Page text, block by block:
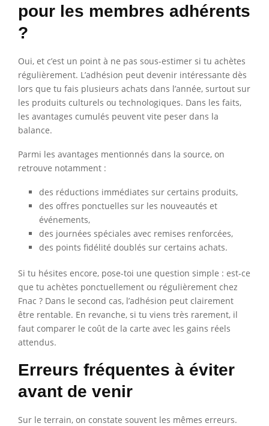
pour les membres adhérents
?
Oui, et c’est un point à ne pas sous-estimer si tu achètes
régulièrement. L’adhésion peut devenir intéressante dès
lors que tu fais plusieurs achats dans l’année, surtout sur
les produits culturels ou technologiques. Dans les faits,
les avantages cumulés peuvent vite peser dans la
balance.
Parmi les avantages mentionnés dans la source, on
retrouve notamment :
des réductions immédiates sur certains produits,
des offres ponctuelles sur les nouveautés et
événements,
des journées spéciales avec remises renforcées,
des points fidélité doublés sur certains achats.
Si tu hésites encore, pose-toi une question simple : est-ce
que tu achètes ponctuellement ou régulièrement chez
Fnac ? Dans le second cas, l’adhésion peut clairement
être rentable. En revanche, si tu viens très rarement, il
faut comparer le coût de la carte avec les gains réels
attendus.
Erreurs fréquentes à éviter
avant de venir
Sur le terrain, on constate souvent les mêmes erreurs.